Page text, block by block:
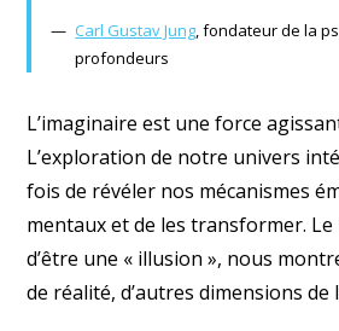
Carl Gustav Jung, fondateur de la
profondeurs
L’imaginaire est une force
L’exploration de notre univers
fois de révéler nos mécanismes
mentaux et de les transformer. Le
d’être une « illusion », nous
de réalité, d’autres dimensions de